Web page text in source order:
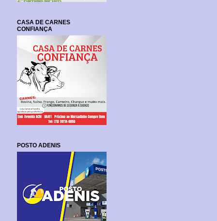
CASA DE CARNES
CONFIANÇA
POSTO ADENIS